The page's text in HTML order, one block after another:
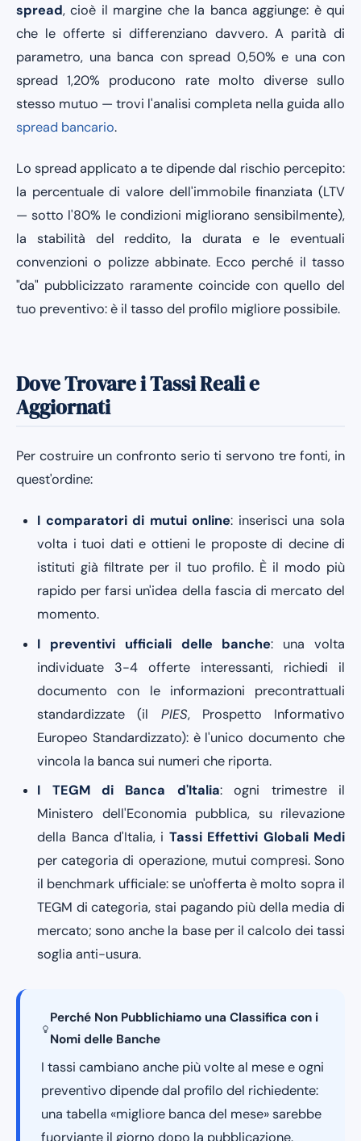
spread, cioè il margine che la banca aggiunge: è qui
che le offerte si differenziano davvero. A parità di
parametro, una banca con spread 0,50% e una con
spread 1,20% producono rate molto diverse sullo
stesso mutuo — trovi l'analisi completa nella guida allo
spread bancario.
Lo spread applicato a te dipende dal rischio percepito:
la percentuale di valore dell'immobile finanziata (LTV
— sotto l'80% le condizioni migliorano sensibilmente),
la stabilità del reddito, la durata e le eventuali
convenzioni o polizze abbinate. Ecco perché il tasso
"da" pubblicizzato raramente coincide con quello del
tuo preventivo: è il tasso del profilo migliore possibile.
Dove Trovare i Tassi Reali e
Aggiornati
Per costruire un confronto serio ti servono tre fonti, in
quest'ordine:
I comparatori di mutui online: inserisci una sola
volta i tuoi dati e ottieni le proposte di decine di
istituti già filtrate per il tuo profilo. È il modo più
rapido per farsi un'idea della fascia di mercato del
momento.
I preventivi ufficiali delle banche: una volta
individuate 3-4 offerte interessanti, richiedi il
documento con le informazioni precontrattuali
standardizzate (il PIES, Prospetto Informativo
Europeo Standardizzato): è l'unico documento che
vincola la banca sui numeri che riporta.
I TEGM di Banca d'Italia: ogni trimestre il
Ministero dell'Economia pubblica, su rilevazione
della Banca d'Italia, i Tassi Effettivi Globali Medi
per categoria di operazione, mutui compresi. Sono
il benchmark ufficiale: se un'offerta è molto sopra il
TEGM di categoria, stai pagando più della media di
mercato; sono anche la base per il calcolo dei tassi
soglia anti-usura.
Perché Non Pubblichiamo una Classifica con i
Nomi delle Banche
I tassi cambiano anche più volte al mese e ogni
preventivo dipende dal profilo del richiedente:
una tabella «migliore banca del mese» sarebbe